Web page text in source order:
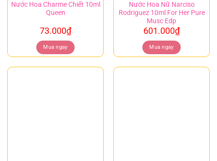
Nước Hoa Charme Chiết 10ml
Queen
73.000₫
Mua ngay
Nước Hoa Nữ Narciso
Rodriguez 10ml For Her Pure
Musc Edp
601.000₫
Mua ngay